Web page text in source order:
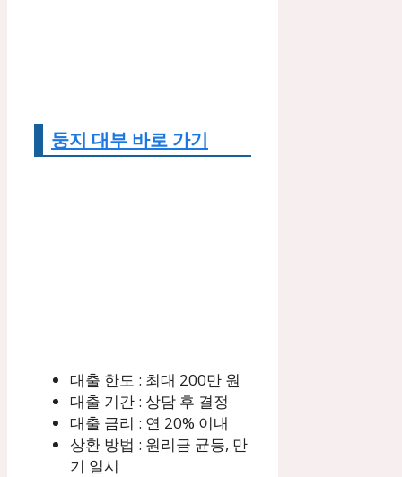
둥지 대부 바로 가기
대출 한도 : 최대 200만 원
대출 기간 : 상담 후 결정
대출 금리 : 연 20% 이내
상환 방법 : 원리금 균등, 만
기 일시